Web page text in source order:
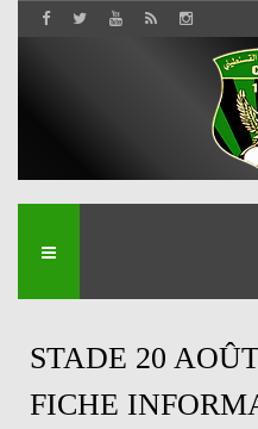
STADE 20
FICHE